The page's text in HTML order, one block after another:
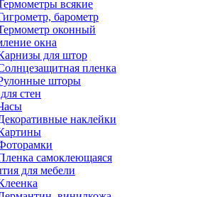
всякие
барометр
оконный
окна
для штор
пленка
шторы
стен
наклейки
самоклеющаяся
для мебели